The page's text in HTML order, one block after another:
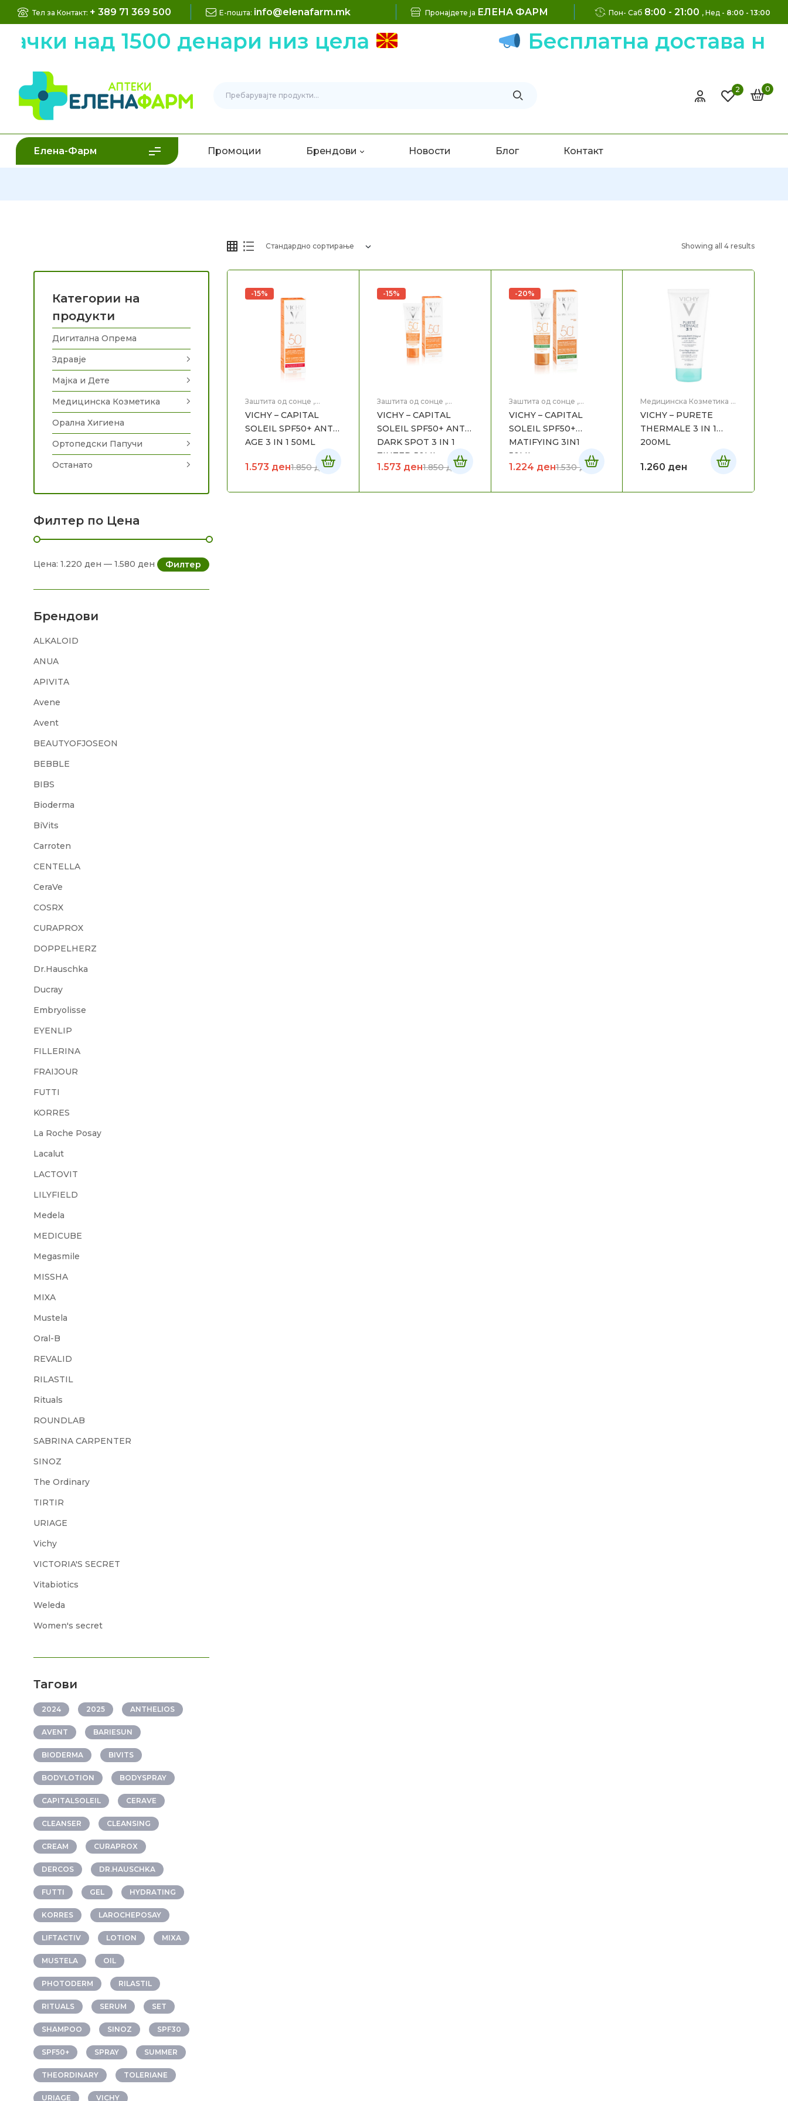
Тел за Контакт: + 389 71 369 500 Е-пошта: info@elenafarm.mk Пронајдете ја ЕЛЕНА ФАРМ Пон- Саб 8:00 - 21:00 , Нед - 8:00 - 13:00
над 1500 денари низ цела Бесплатна достава на
2 0
Елена-Фарм Промоции Брендови Новости Блог Контакт
Showing all 4 results
-15%
Заштита од сонце ,
VICHY – CAPITAL
SOLEIL SPF50+ ANTI-
AGE 3 IN 1 50ML
1.850ден
1.573 ден
-15%
Заштита од сонце ,
VICHY – CAPITAL
SOLEIL SPF50+ ANTI-
DARK SPOT 3 IN 1
TINTED 50ML
1.850ден
1.573 ден
-20%
Заштита од сонце ,
VICHY – CAPITAL
SOLEIL SPF50+
MATIFYING 3IN1
50ML
1.530ден
1.224 ден
Медицинска Козметика ,
VICHY – PURETE
THERMALE 3 IN 1
200ML
1.260 ден
Категории на
продукти
Дигитална Опрема
Здравје
Мајка и Дете
Медицинска Козметика
Орална Хигиена
Ортопедски Папучи
Останато
Филтер по Цена
Филтер
Цена: 1.220 ден — 1.580 ден
Брендови
ALKALOID
ANUA
APIVITA
Avene
Avent
BEAUTYOFJOSEON
BEBBLE
BIBS
Bioderma
BiVits
Carroten
CENTELLA
CeraVe
COSRX
CURAPROX
DOPPELHERZ
Dr.Hauschka
Ducray
Embryolisse
EYENLIP
FILLERINA
FRAIJOUR
FUTTI
KORRES
La Roche Posay
Lacalut
LACTOVIT
LILYFIELD
Medela
MEDICUBE
Megasmile
MISSHA
MIXA
Mustela
Oral-B
REVALID
RILASTIL
Rituals
ROUNDLAB
SABRINA CARPENTER
SINOZ
The Ordinary
TIRTIR
URIAGE
Vichy
VICTORIA'S SECRET
Vitabiotics
Weleda
Women's secret
Тагови
2024 2025 ANTHELIOS
AVENT BARIESUN
BIODERMA BIVITS
BODYLOTION BODYSPRAY
CAPITALSOLEIL CERAVE
CLEANSER CLEANSING
CREAM CURAPROX
DERCOS DR.HAUSCHKA
FUTTI GEL HYDRATING
KORRES LAROCHEPOSAY
LIFTACTIV LOTION MIXA
MUSTELA OIL
PHOTODERM RILASTIL
RITUALS SERUM SET
SHAMPOO SINOZ SPF30
SPF50+ SPRAY SUMMER
THEORDINARY TOLERIANE
URIAGE VICHY